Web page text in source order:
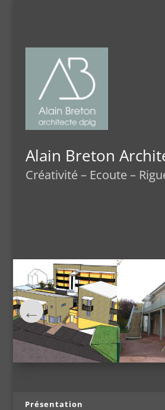
Alain Breton
Créativité – Ecoute –
Présentation